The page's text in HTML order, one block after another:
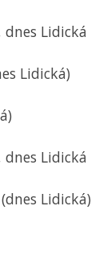
Lidická
Lidická)
Lidická
Lidická)